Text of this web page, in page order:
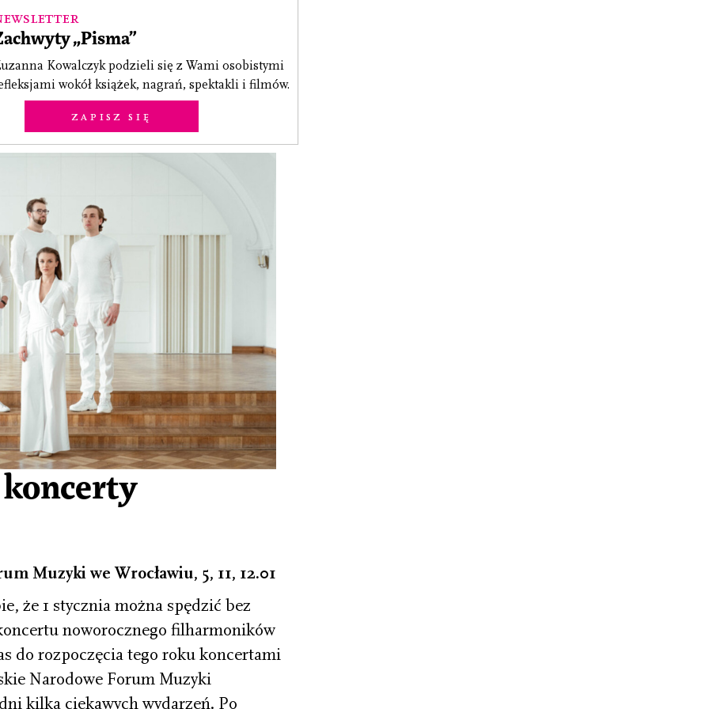
„Pisma”
Kowalczyk podzieli się z Wami osobistymi
wokół książek, nagrań, spektakli i filmów.
Zapisz się
koncerty
Muzyki we Wrocławiu, 5, 11, 12.01
że 1 stycznia można spędzić bez
noworocznego filharmoników
do rozpoczęcia tego roku koncertami
Narodowe Forum Muzyki
kilka ciekawych wydarzeń. Po